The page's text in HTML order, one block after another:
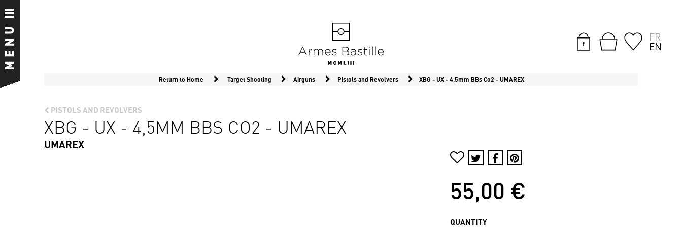
FR
EN
Return to Home Target Shooting Airguns Pistols and Revolvers XBG - UX - 4,5mm BBs Co2 - UMAREX
PISTOLS AND REVOLVERS
XBG - UX - 4,5MM BBS CO2 - UMAREX
UMAREX
55,00 €
QUANTITY